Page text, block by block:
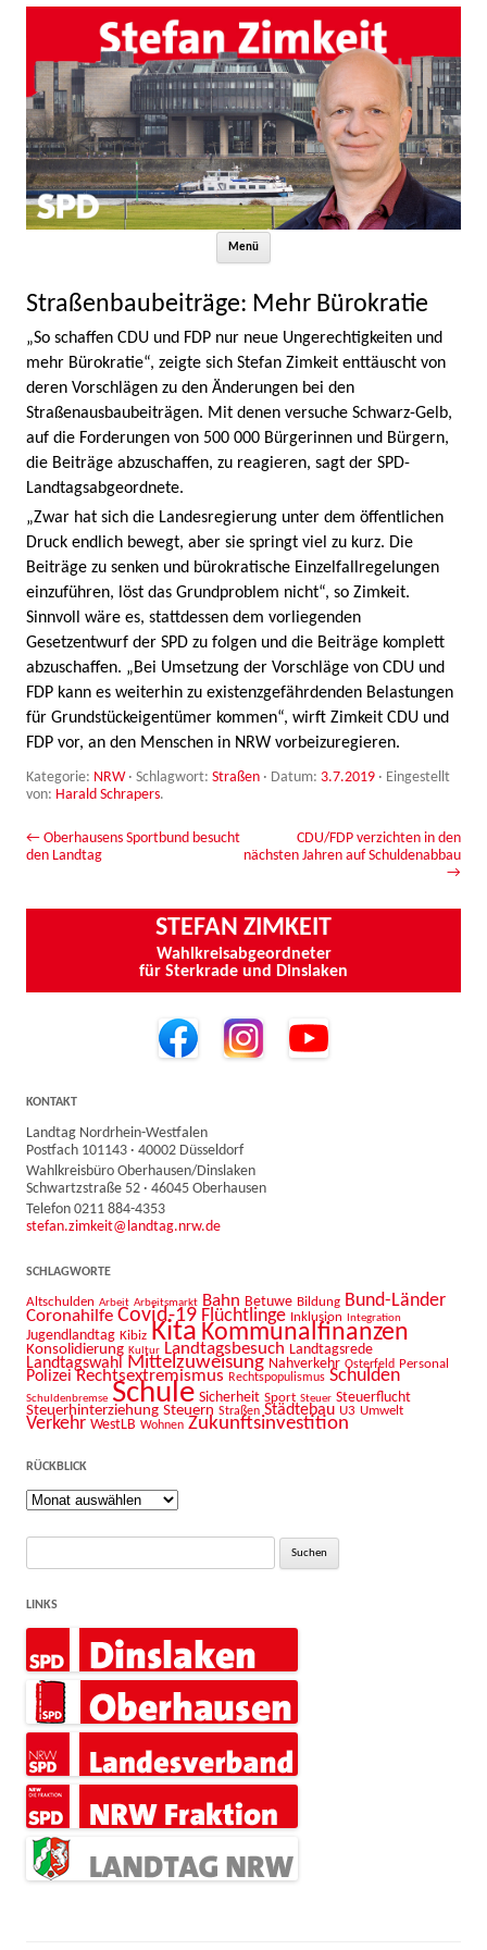
Menü
Straßenbaubeiträge: Mehr Bürokratie
„So schaffen CDU und FDP nur neue Ungerechtigkeiten und
mehr Bürokratie“, zeigte sich Stefan Zimkeit enttäuscht von
deren Vorschlägen zu den Änderungen bei den
Straßenausbaubeiträgen. Mit denen versuche Schwarz-Gelb,
auf die Forderungen von 500 000 Bürgerinnen und Bürgern,
die Beiträge abzuschaffen, zu reagieren, sagt der SPD-
Landtagsabgeordnete.
„Zwar hat sich die Landesregierung unter dem öffentlichen
Druck endlich bewegt, aber sie springt viel zu kurz. Die
Beiträge zu senken und bürokratische Einzelfallregelungen
einzuführen, löst das Grundproblem nicht“, so Zimkeit.
Sinnvoll wäre es, stattdessen dem vorliegenden
Gesetzentwurf der SPD zu folgen und die Beiträge komplett
abzuschaffen. „Bei Umsetzung der Vorschläge von CDU und
FDP kann es weiterhin zu existenzgefährdenden Belastungen
für Grundstückeigentümer kommen“, wirft Zimkeit CDU und
FDP vor, an den Menschen in NRW vorbeizuregieren.
Kategorie: NRW· Schlagwort: Straßen · Datum: 3.7.2019 · Eingestellt
von: Harald Schrapers.
Beitrags-Navigation
← Oberhausens Sportbund besucht
den Landtag
CDU/FDP verzichten in den
nächsten Jahren auf Schuldenabbau
→
STEFAN ZIMKEIT
Wahlkreisabgeordneter
für Sterkrade und Dinslaken
KONTAKT
Landtag Nordrhein-Westfalen
Postfach 101143 · 40002 Düsseldorf
Wahlkreisbüro Oberhausen/Dinslaken
Schwartzstraße 52 · 46045 Oberhausen
Telefon 0211 884-4353
stefan.zimkeit@landtag.nrw.de
SCHLAGWORTE
Altschulden Arbeit Arbeitsmarkt Bahn Betuwe Bildung Bund-Länder
Coronahilfe Covid-19 Flüchtlinge Inklusion Integration
Jugendlandtag Kibiz Kita Kommunalfinanzen
Konsolidierung Kultur Landtagsbesuch Landtagsrede
Landtagswahl Mittelzuweisung Nahverkehr Osterfeld Personal
Polizei Rechtsextremismus Rechtspopulismus Schulden
Schuldenbremse Schule Sicherheit Sport Steuer Steuerflucht
Steuerhinterziehung Steuern Straßen Städtebau U3 Umwelt
Verkehr WestLB Wohnen Zukunftsinvestition
RÜCKBLICK
Rückblick
Suche
LINKS